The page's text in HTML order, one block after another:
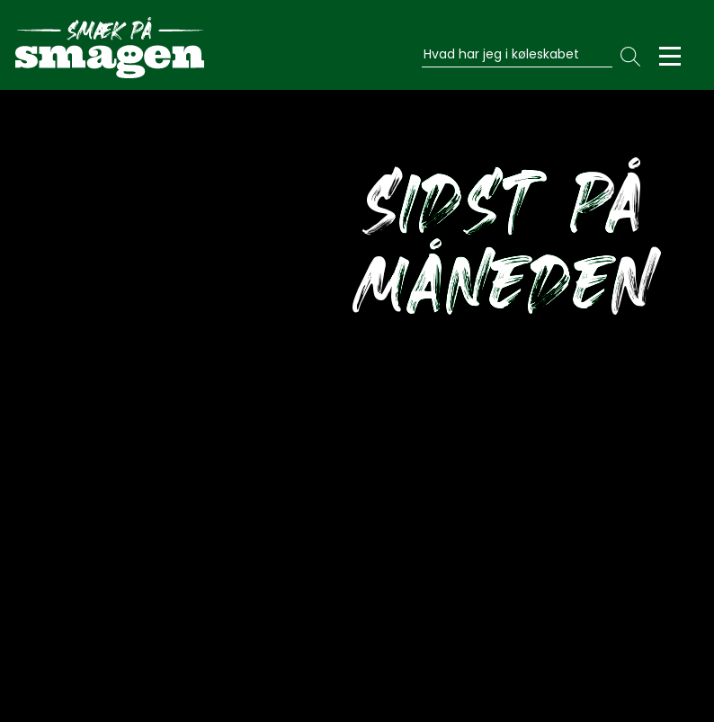
Hvad har jeg i køleskabet
SIDST PÅ
MÅNEDEN